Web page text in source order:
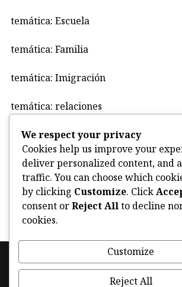
temática: Escuela
temática: Familia
temática: Imigración
temática: relaciones
Uncategorized
violencia
FooterPolítica de cookies (UE)
Twitter
We respect your privacy
Cookies help us improve your
deliver personalized content, and
traffic. You can choose which
by clicking Customize. Click
consent orReject All to decline
cookies.
Customize
Reject All